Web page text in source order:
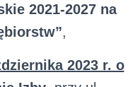
2021-2027 na
,
2023 r. o